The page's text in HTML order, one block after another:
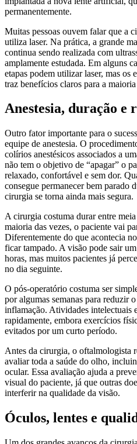
permanentemente.
Muitas pessoas ouvem falar que a
utiliza laser. Na prática, a grande
continua sendo realizada com
amplamente estudada. Em alguns
etapas podem utilizar laser, mas os
traz benefícios claros para a
Anestesia, duração e
Outro fator importante para o
equipe de anestesia. O
colírios anestésicos associados a
não tem o objetivo de “apagar” o
relaxado, confortável e sem dor.
consegue permanecer bem parado
cirurgia se torna ainda mais segura.
A cirurgia costuma durar entre
maioria das vezes, o paciente vai
Diferentemente do que acontecia
ficar tampado. A visão pode sair
horas, mas muitos pacientes já
no dia seguinte.
O pós-operatório costuma ser
por algumas semanas para reduzir
inflamação. Atividades intelectuais
rapidamente, embora exercícios
evitados por um curto período.
Antes da cirurgia, o oftalmologista
avaliar toda a saúde do olho,
ocular. Essa avaliação ajuda a
visual do paciente, já que outras
interferir na qualidade da visão.
Óculos, lentes e